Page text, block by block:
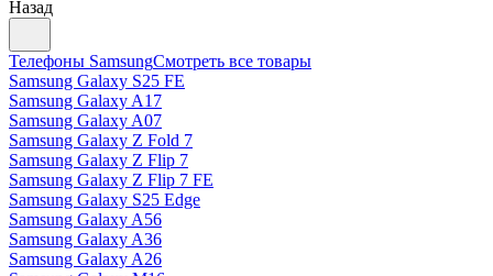
Назад
Телефоны SamsungСмотреть все товары
Samsung Galaxy S25 FE
Samsung Galaxy A17
Samsung Galaxy A07
Samsung Galaxy Z Fold 7
Samsung Galaxy Z Flip 7
Samsung Galaxy Z Flip 7 FE
Samsung Galaxy S25 Edge
Samsung Galaxy A56
Samsung Galaxy A36
Samsung Galaxy A26